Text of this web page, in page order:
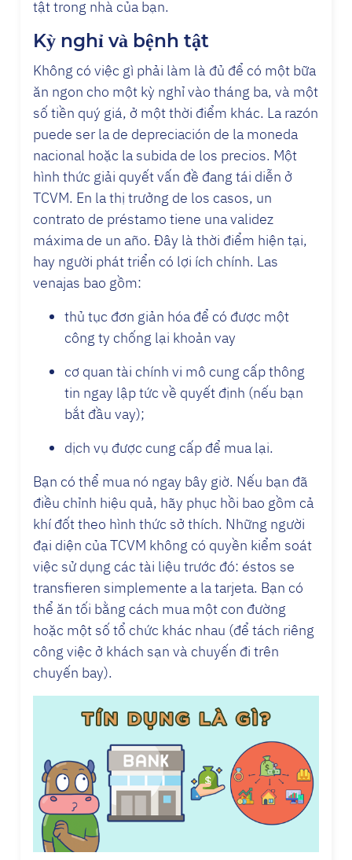
tật trong nhà của bạn.
Kỳ nghỉ và bệnh tật
Không có việc gì phải làm là đủ để có một bữa
ăn ngon cho một kỳ nghỉ vào tháng ba, và một
số tiền quý giá, ở một thời điểm khác. La razón
puede ser la de depreciación de la moneda
nacional hoặc la subida de los precios. Một
hình thức giải quyết vấn đề đang tái diễn ở
TCVM. En la thị trưởng de los casos, un
contrato de préstamo tiene una validez
máxima de un año. Đây là thời điểm hiện tại,
hay người phát triển có lợi ích chính. Las
venajas bao gồm:
thủ tục đơn giản hóa để có được một
công ty chống lại khoản vay
cơ quan tài chính vi mô cung cấp thông
tin ngay lập tức về quyết định (nếu bạn
bắt đầu vay);
dịch vụ được cung cấp để mua lại.
Bạn có thể mua nó ngay bây giờ. Nếu bạn đã
điều chỉnh hiệu quả, hãy phục hồi bao gồm cả
khí đốt theo hình thức sở thích. Những người
đại diện của TCVM không có quyền kiểm soát
việc sử dụng các tài liệu trước đó: éstos se
transfieren simplemente a la tarjeta. Bạn có
thể ăn tối bằng cách mua một con đường
hoặc một số tổ chức khác nhau (để tách riêng
công việc ở khách sạn và chuyến đi trên
chuyến bay).